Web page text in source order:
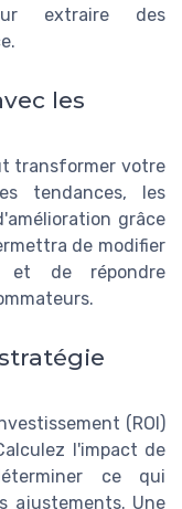
extraire des
les
transformer votre
tendances, les
grâce
de modifier
et de répondre
(ROI)
l'impact de
ce qui
ajustements. Une